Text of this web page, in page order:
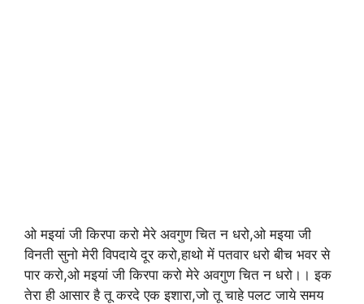
ओ मइयां जी किरपा करो मेरे अवगुण चित न धरो,ओ मइया जी
विनती सुनो मेरी विपदाये दूर करो,हाथो में पतवार धरो बीच भवर से
पार करो,ओ मइयां जी किरपा करो मेरे अवगुण चित न धरो।। इक
तेरा ही आसार है तू करदे एक इशारा,जो तू चाहे पलट जाये समय